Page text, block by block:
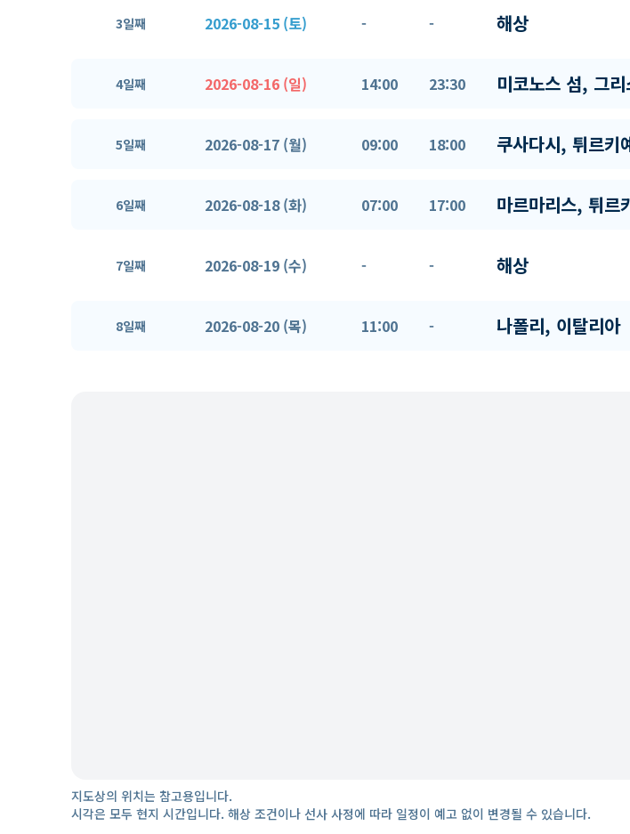
3일째 2026-08-15 (토) - - 해상
4일째 2026-08-16 (일) 14:00 23:30 미코노스 섬, 그
5일째 2026-08-17 (월) 09:00 18:00 쿠사다시, 튀르키
6일째 2026-08-18 (화) 07:00 17:00 마르마리스, 튀르
7일째 2026-08-19 (수) - - 해상
8일째 2026-08-20 (목) 11:00 - 나폴리, 이탈리아
지도상의 위치는 참고용입니다.
시각은 모두 현지 시간입니다. 해상 조건이나 선사 사정에 따라 일정이 예고 없이 변경될 수 있습니다.